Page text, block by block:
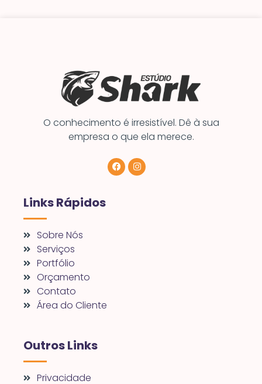
O conhecimento é irresistível. Dê à sua
empresa o que ela merece.
Links Rápidos
Sobre Nós
Serviços
Portfólio
Orçamento
Contato
Área do Cliente
Outros Links
Privacidade